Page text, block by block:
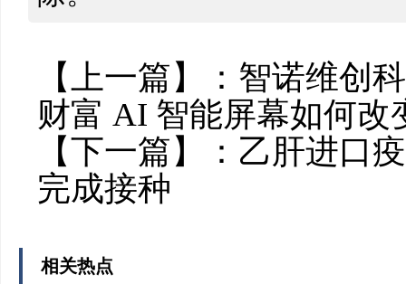
【上一篇】： 智诺维创
财富 AI 智能屏幕如何改
【下一篇】： 乙肝进口
完成接种
相关热点